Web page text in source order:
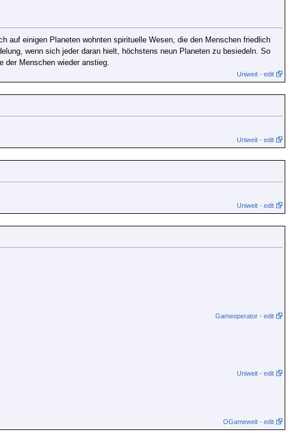
auf einigen Planeten wohnten spirituelle Wesen, die den Menschen friedlich
wenn sich jeder daran hielt, höchstens neun Planeten zu besiedeln. So
der Menschen wieder anstieg.
Uniweit - edit
Uniweit - edit
Uniweit - edit
Gameoperator - edit
Uniweit - edit
OGameweit - edit